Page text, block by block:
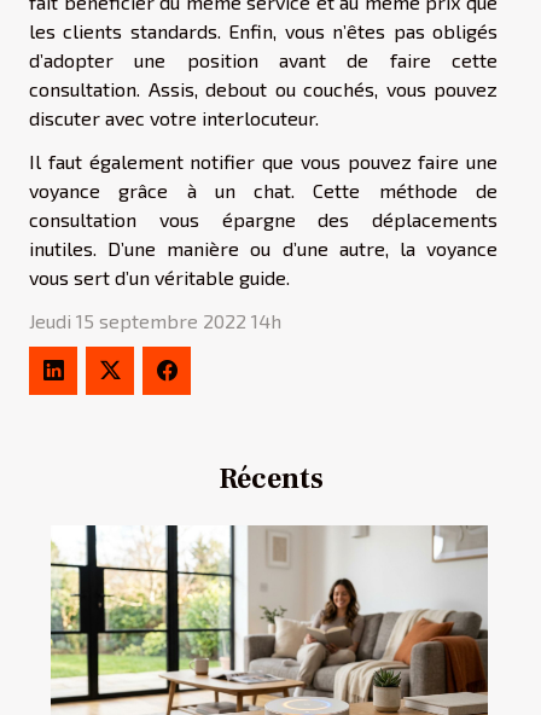
les clients standards. Enfin, vous n’êtes pas obligés
d’adopter une position avant de faire cette
consultation. Assis, debout ou couchés, vous pouvez
discuter avec votre interlocuteur.
Il faut également notifier que vous pouvez faire une
voyance grâce à un chat. Cette méthode de
consultation vous épargne des déplacements
inutiles. D’une manière ou d’une autre, la voyance
vous sert d’un véritable guide.
Jeudi 15 septembre 2022 14h
Récents